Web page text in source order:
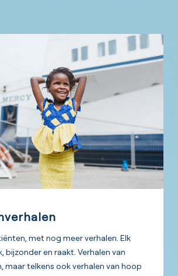
met nog meer verhalen. Elk
bijzonder en raakt. Verhalen van
maar telkens ook verhalen van hoop